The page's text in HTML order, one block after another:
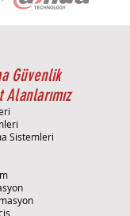
Güvenlik
Alanlarımız
Sistemleri